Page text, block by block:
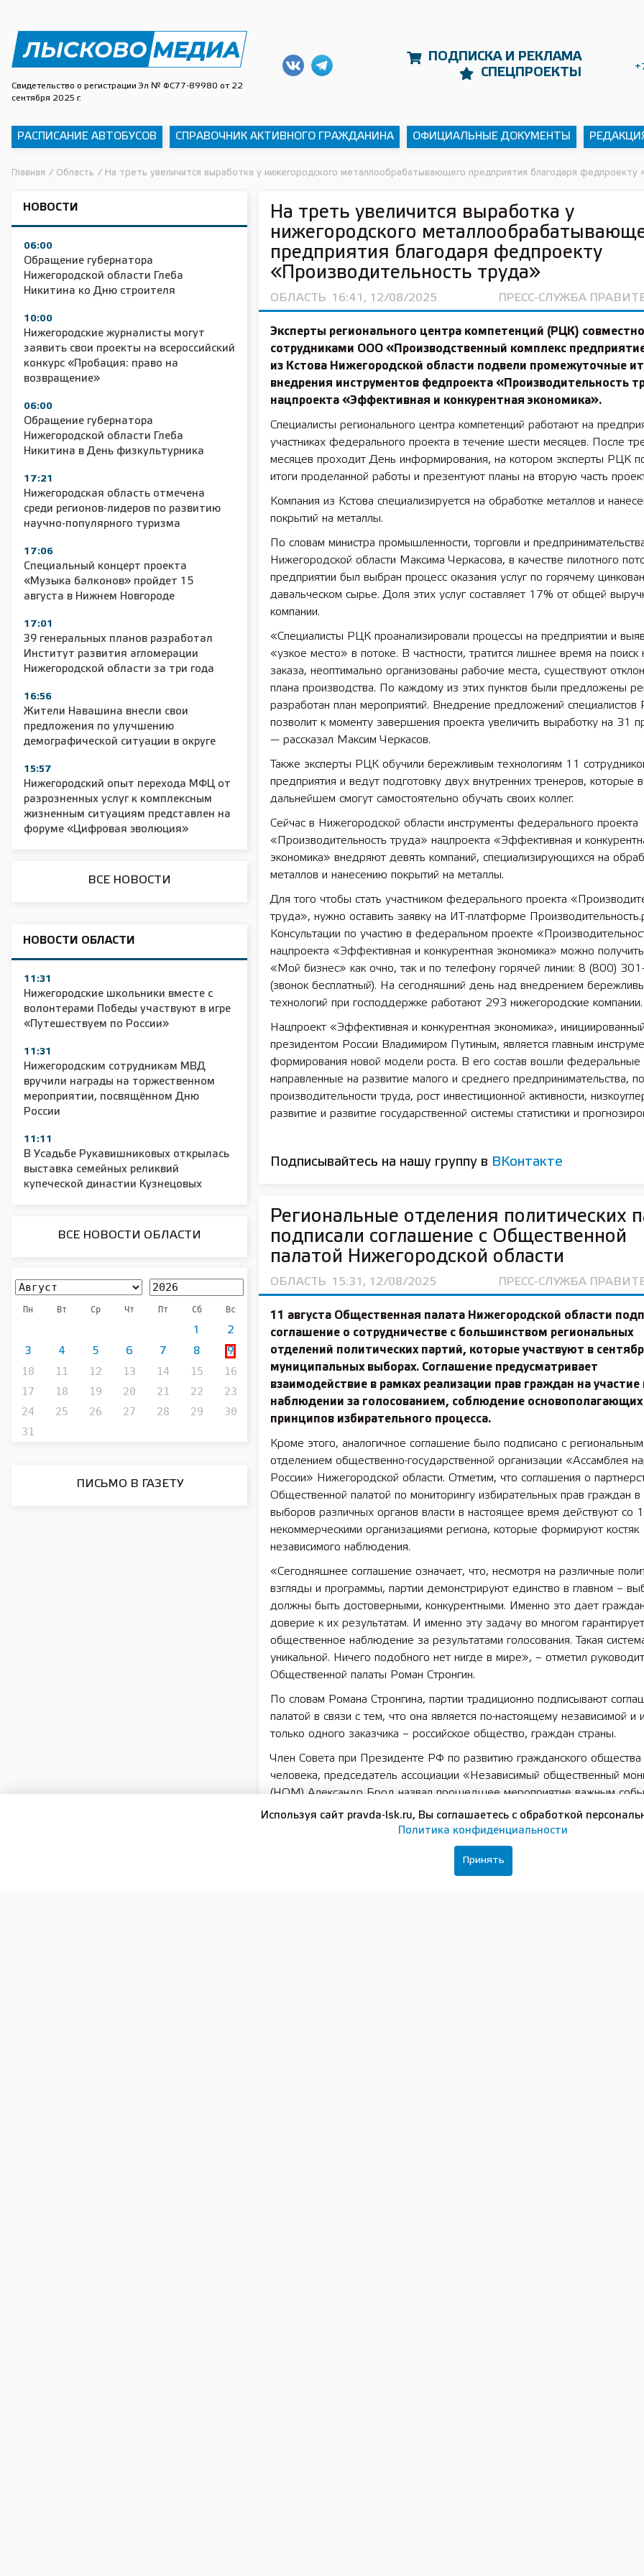
Свидетельство о регистрации Эл № ФС77-89980 от 22
сентября 2025 г.
ПОДПИСКА И РЕКЛАМА
СПЕЦПРОЕКТЫ
РАСПИСАНИЕ АВТОБУСОВ СПРАВОЧНИК АКТИВНОГО ГРАЖДАНИНА ОФИЦИАЛЬНЫЕ ДОКУМЕНТЫ
Главная / Область / На треть увеличится выработка у нижегородского металлообрабатывающего предприятия благодаря федпроекту
НОВОСТИ
06:00
Обращение губернатора
Нижегородской области Глеба
Никитина ко Дню строителя
10:00
Нижегородские журналисты могут
заявить свои проекты на всероссийский
конкурс «Пробация: право на
возвращение»
06:00
Обращение губернатора
Нижегородской области Глеба
Никитина в День физкультурника
17:21
Нижегородская область отмечена
среди регионов-лидеров по развитию
научно-популярного туризма
17:06
Специальный концерт проекта
«Музыка балконов» пройдет 15
августа в Нижнем Новгороде
17:01
39 генеральных планов разработал
Институт развития агломерации
Нижегородской области за три года
16:56
Жители Навашина внесли свои
предложения по улучшению
демографической ситуации в округе
15:57
Нижегородский опыт перехода МФЦ от
разрозненных услуг к комплексным
жизненным ситуациям представлен на
форуме «Цифровая эволюция»
ВСЕ НОВОСТИ
НОВОСТИ ОБЛАСТИ
11:31
Нижегородские школьники вместе с
волонтерами Победы участвуют в игре
«Путешествуем по России»
11:31
Нижегородским сотрудникам МВД
вручили награды на торжественном
мероприятии, посвящённом Дню
России
11:11
В Усадьбе Рукавишниковых открылась
выставка семейных реликвий
купеческой династии Кузнецовых
ВСЕ НОВОСТИ ОБЛАСТИ
Пн Вт Ср Чт Пт Сб Вс
1 2
3 4 5 6 7 8 9
10 11 12 13 14 15
16
17
18 19 20 21 22
23
24
25 26 27 28 29
30
31
ПИСЬМО В ГАЗЕТУ
На треть увеличится выработка у
нижегородского
предприятия благодаря федпроекту
«Производительность труда»
ОБЛАСТЬ 16:41, 12/08/2025 ПРЕСС-СЛУЖБА
Эксперты регионального центра компетенций (РЦК)
сотрудниками ООО «Производственный комплекс
из Кстова Нижегородской области подвели промежуточные
внедрения инструментов федпроекта «Производительность
нацпроекта «Эффективная и конкурентная экономика».
Специалисты регионального центра компетенций работают на
участниках федерального проекта в течение шести месяцев. После
месяцев проходит День информирования, на котором эксперты РЦК
итоги проделанной работы и презентуют планы на вторую часть
Компания из Кстова специализируется на обработке металлов и
покрытий на металлы.
По словам министра промышленности, торговли и
Нижегородской области Максима Черкасова, в качестве пилотного
предприятии был выбран процесс оказания услуг по горячему
давальческом сырье. Доля этих услуг составляет 17% от общей
компании.
«Специалисты РЦК проанализировали процессы на предприятии и
«узкое место» в потоке. В частности, тратится лишнее время на поиск
заказа, неоптимально организованы рабочие места, существуют
плана производства. По каждому из этих пунктов были предложены
разработан план мероприятий. Внедрение предложений
позволит к моменту завершения проекта увеличить выработку на 31
— рассказал Максим Черкасов.
Также эксперты РЦК обучили бережливым технологиям 11
предприятия и ведут подготовку двух внутренних тренеров, которые в
дальнейшем смогут самостоятельно обучать своих коллег.
Сейчас в Нижегородской области инструменты федерального проекта
«Производительность труда» нацпроекта «Эффективная и
экономика» внедряют девять компаний, специализирующихся на
металлов и нанесению покрытий на металлы.
Для того чтобы стать участником федерального проекта
труда», нужно оставить заявку на ИТ-платформе
Консультации по участию в федеральном проекте
нацпроекта «Эффективная и конкурентная экономика» можно
«Мой бизнес» как очно, так и по телефону горячей линии: 8 (800)
(звонок бесплатный). На сегодняшний день над внедрением
технологий при господдержке работают 293 нижегородские компании.
Нацпроект «Эффективная и конкурентная экономика», инициированный
президентом России Владимиром Путиным, является главным
формирования новой модели роста. В его состав вошли федеральные
направленные на развитие малого и среднего предпринимательства,
производительности труда, рост инвестиционной активности,
развитие и развитие государственной системы статистики и
Подписывайтесь на нашу группу в ВКонтакте
Региональные отделения политических
подписали соглашение с Общественной
палатой Нижегородской области
ОБЛАСТЬ 15:31, 12/08/2025 ПРЕСС-СЛУЖБА
11 августа Общественная палата Нижегородской области
соглашение о сотрудничестве с большинством региональных
отделений политических партий, которые участвуют в
муниципальных выборах. Соглашение предусматривает
взаимодействие в рамках реализации прав граждан на участие
наблюдении за голосованием, соблюдение основополагающих
принципов избирательного процесса.
Кроме этого, аналогичное соглашение было подписано с региональным
отделением общественно-государственной организации «Ассамблея
России» Нижегородской области. Отметим, что соглашения о
Общественной палатой по мониторингу избирательных прав граждан в
выборов различных органов власти в настоящее время действуют со
некоммерческими организациями региона, которые формируют костяк
независимого наблюдения.
«Сегодняшнее соглашение означает, что, несмотря на различные
взгляды и программы, партии демонстрируют единство в главном –
должны быть достоверными, конкурентными. Именно это дает
доверие к их результатам. И именно эту задачу во многом гарантирует
общественное наблюдение за результатами голосования. Такая
уникальной. Ничего подобного нет нигде в мире», – отметил
Общественной палаты Роман Стронгин.
По словам Романа Стронгина, партии традиционно подписывают
палатой в связи с тем, что она является по-настоящему независимой и
только одного заказчика – российское общество, граждан страны.
Член Совета при Президенте РФ по развитию гражданского общества
человека, председатель ассоциации «Независимый общественный
(НОМ) Александр Брод назвал прошедшее мероприятие важным
избирательных и общественно-политических процессов в
области. Политические партии, по его словам, продемонстрировали
тому, чтобы предстоящие выборы прошли строго в правовом русле.
11 01 Сельское хозяйство 2025 2025 11 01 55 лет СОШ №2
2025 11 01 Земли
сельскохозяйственного
Используя сайт pravda-lsk.ru, Вы соглашаетесь с обработкой
Политика конфиденциальности
Принять